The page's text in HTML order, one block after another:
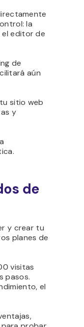
la
editor de
de
aún
sitio web
y
de
y crear tu
planes de
visitas
pasos.
el